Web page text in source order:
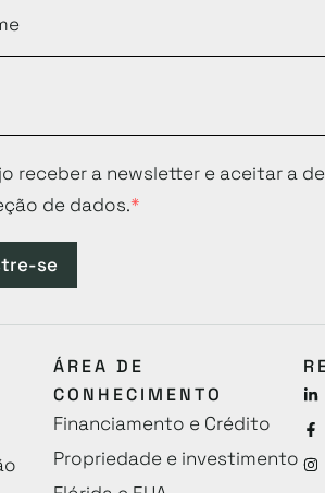
receber a newsletter e aceitar a
de dados.
se
ÁREA DE
CONHECIMENTO
Financiamento e Crédito
Propriedade e investimento